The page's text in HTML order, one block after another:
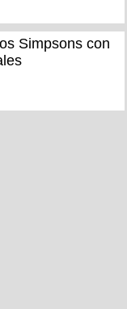
Simpsons con